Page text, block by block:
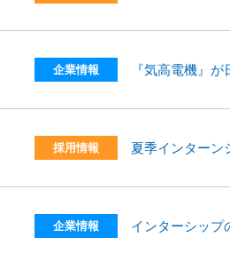
企業情報 『気高電機』
採用情報 夏季インターン
企業情報 インターシップ